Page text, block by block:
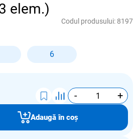
elem.)
Codul produsului: 8197
6
- +
Adaugă în coș